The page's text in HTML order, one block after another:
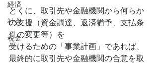
経済
社会
税金
とくに、取引先や金融機関から何らか
の支援（資金調達、返済猶予、支払条
件の変更等）を
受けるための「事業計画」であれば、
最終的に取引先や金融機関の合意を取